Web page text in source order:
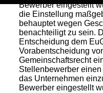
Bewerber eingestellt
die Einstellung
behauptet wegen
benachteiligt zu sein.
Entscheidung dem
Vorabentscheidung
Gemeinschaftsrecht
Stellenbewerber
das Unternehmen
Bewerber eingestellt